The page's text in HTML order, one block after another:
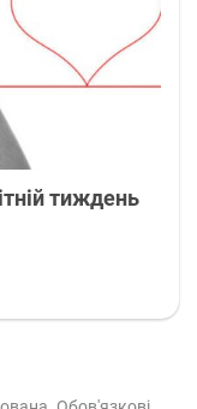
тиждень